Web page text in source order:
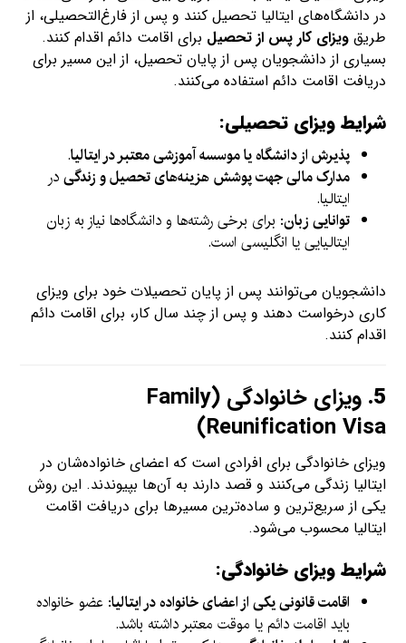
در دانشگاه‌های ایتالیا تحصیل کنند و پس از فارغ‌التحصیلی، از
طریقویزای کار پس از تحصیل برای اقامت دائم اقدام کنند.
بسیاری از دانشجویان پس از پایان تحصیل، از این مسیر برای
دریافت اقامت دائم استفاده می‌کنند.
شرایط ویزای تحصیلی:
پذیرش از دانشگاه یا موسسه آموزشی معتبر در ایتالیا.
مدارک مالی جهت پوشش هزینه‌های تحصیل و زندگیدر
ایتالیا.
توانایی زبان: برای برخی رشته‌ها و دانشگاه‌ها نیاز به زبان
ایتالیایی یا انگلیسی است.
دانشجویان می‌توانند پس از پایان تحصیلات خود برای ویزای
کاری درخواست دهند و پس از چند سال کار، برای اقامت دائم
اقدام کنند.
5.
ویزای خانوادگی (Family
Reunification Visa)
ویزای خانوادگی برای افرادی است که اعضای خانواده‌شان در
ایتالیا زندگی می‌کنند و قصد دارند به آن‌ها بپیوندند. این روش
یکی از سریع‌ترین و ساده‌ترین مسیرها برای دریافت اقامت
ایتالیا محسوب می‌شود.
شرایط ویزای خانوادگی:
اقامت قانونی یکی از اعضای خانواده در ایتالیا: عضو خانواده
باید اقامت دائم یا موقت معتبر داشته باشد.